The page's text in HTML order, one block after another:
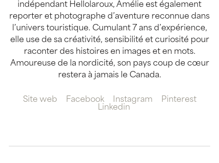
indépendant Hellolaroux, Amélie est également
reporter et photographe d’aventure reconnue dans
l’univers touristique. Cumulant 7 ans d’expérience,
elle use de sa créativité, sensibilité et curiosité pour
raconter des histoires en images et en mots.
Amoureuse de la nordicité, son pays coup de cœur
restera à jamais le Canada.
Site web Facebook Instagram
Pinterest
Linkedin